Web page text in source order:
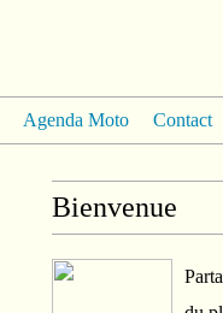
Agenda Moto Contact
Bienvenue